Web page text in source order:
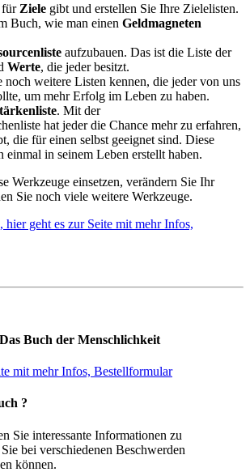
für Ziele gibt und erstellen Sie Ihre Zielelisten.
Buch, wie man einen Geldmagneten
aufzubauen. Das ist die Liste der
Werte, die jeder besitzt.
noch weitere Listen kennen, die jeder von uns
um mehr Erfolg im Leben zu haben.
. Mit der
hat jeder die Chance mehr zu erfahren,
die für einen selbst geeignet sind. Diese
einmal in seinem Leben erstellt haben.
Werkzeuge einsetzen, verändern Sie Ihr
Sie noch viele weitere Werkzeuge.
hier geht es zur Seite mit mehr Infos,
Buch der Menschlichkeit
mit mehr Infos, Bestellformular
?
Sie interessante Informationen zu
bei verschiedenen Beschwerden
können.